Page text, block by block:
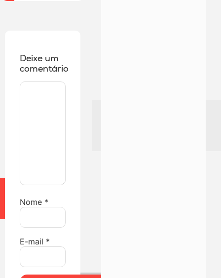
Deixe um
comentário
Nome *
E-mail *